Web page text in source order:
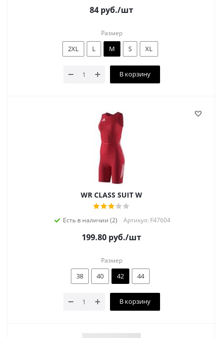
84 руб./шт
Размер
2XL L M S XL
В корзину
WR CLASS SUIT W
Есть в наличии (2) Артикул: F47604
199.80 руб./шт
Размер
38 40 42 44
В корзину